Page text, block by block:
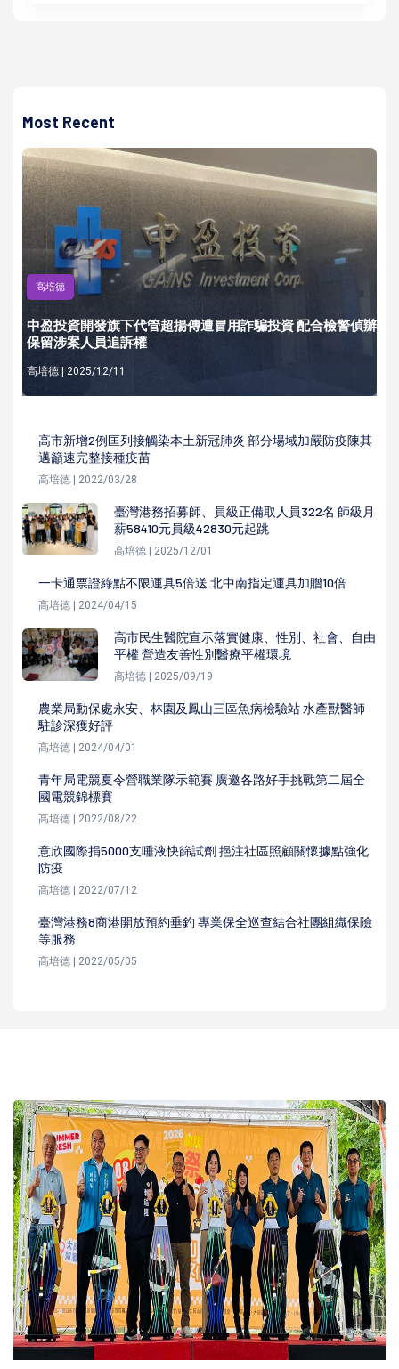
Most Recent
高培德
中盈投資開發旗下代管超揚傳遭冒用詐騙投資 配合檢警偵辦
保留涉案人員追訴權
高培德 | 2025/12/11
高市新增2例匡列接觸染本土新冠肺炎 部分場域加嚴防疫陳其
邁籲速完整接種疫苗
高培德 | 2022/03/28
臺灣港務招募師、員級正備取人員322名 師級月
薪58410元員級42830元起跳
高培德 | 2025/12/01
一卡通票證綠點不限運具5倍送 北中南指定運具加贈10倍
高培德 | 2024/04/15
高市民生醫院宣示落實健康、性別、社會、自由
平權 營造友善性別醫療平權環境
高培德 | 2025/09/19
農業局動保處永安、林園及鳳山三區魚病檢驗站 水產獸醫師
駐診深獲好評
高培德 | 2024/04/01
青年局電競夏令營職業隊示範賽 廣邀各路好手挑戰第二屆全
國電競錦標賽
高培德 | 2022/08/22
意欣國際捐5000支唾液快篩試劑 挹注社區照顧關懷據點強化
防疫
高培德 | 2022/07/12
臺灣港務8商港開放預約垂釣 專業保全巡查結合社團組織保險
等服務
高培德 | 2022/05/05